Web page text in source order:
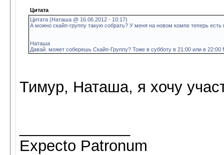
Цитата
Цитата (Наташа @ 16.06.2012 - 10:17)
А можно скайп-группу такую собрать? У меня на новом компе теперь
Наташа
Давай. может соберешь Скайп-Группу? Тоже в субботу в 21:00 или в
Тимур, Наташа, я хочу
Expecto Patronum